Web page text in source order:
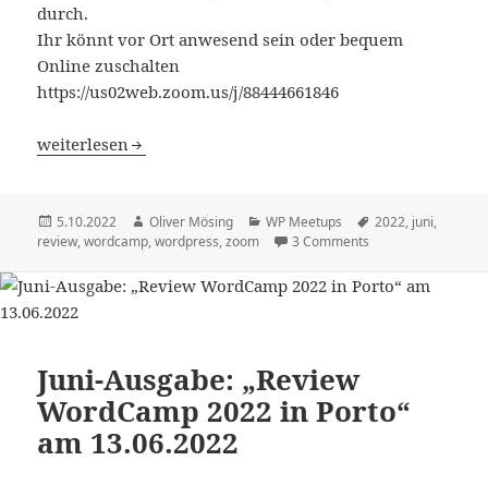
durch.
Ihr könnt vor Ort anwesend sein oder bequem
Online zuschalten
https://us02web.zoom.us/j/88444661846
Oktober-Ausgabe: „Preise auf der Webseite“ [Hybrid] am
weiterlesen
Veröffentlicht
am
5.10.2022 Autor
Oliver Mösing Kategorien
WP Meetups Schlagwörter
2022, juni,
review,wordcamp,wordpress,zoom 3 Comments
Juni-Ausgabe: „Review
WordCamp 2022 in Porto“
am 13.06.2022